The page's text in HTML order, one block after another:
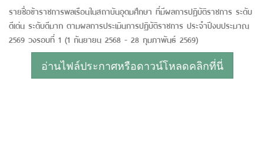
รายชื่อข้าราชการพลเรือนในสถาบันอุดมศึกษา ที่มีผลการปฏิบัติราชการ ระดับ
ดีเด่น ระดับดีมาก ตามผลการประเมินการปฏิบัติราชการ ประจำปีงบประมาณ
2569 วงรอบที่ 1 (1 กันยายน 2568 - 28 กุมภาพันธ์ 2569)
อ่านไฟล์ประกาศหรือดาวน์โหลดคลิกที่นี่